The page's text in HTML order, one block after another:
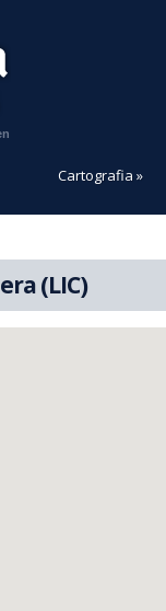
Cartografia »
(LIC)